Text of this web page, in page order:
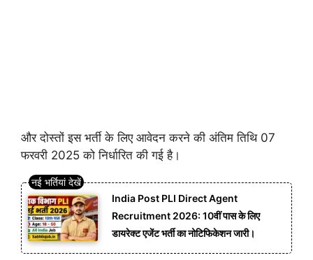
और दोस्तों इस भर्ती के लिए आवेदन करने की अंतिम तिथि 07
फरवरी 2025 को निर्धारित की गई है।
India Post PLI Direct Agent
Recruitment 2026: 10वीं पास के लिए
डायरेक्ट एजेंट भर्ती का नोटिफिकेशन जारी।